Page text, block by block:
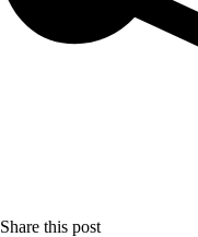
Share this post